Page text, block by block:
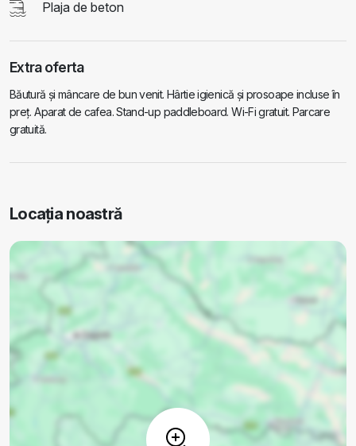
Plaja de beton
Extra oferta
Băutură și mâncare de bun venit. Hârtie igienică și prosoape incluse în
preț. Aparat de cafea. Stand-up paddleboard. Wi-Fi gratuit. Parcare
gratuită.
Locația noastră